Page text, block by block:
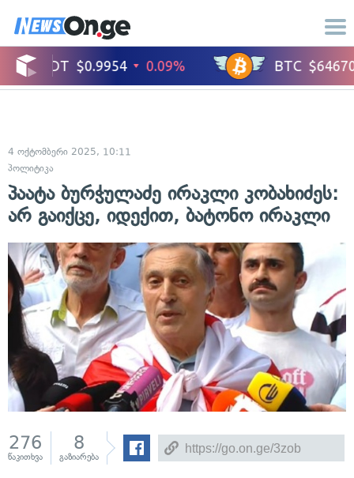
4 ოქტომბერი 2025, 10:11
პოლიტიკა
პაატა ბურჭულაძე ირაკლი კობახიძეს:
არ გაიქცე, იდექით, ბატონო ირაკლი
276
წაკითხვა
8
გაზიარება